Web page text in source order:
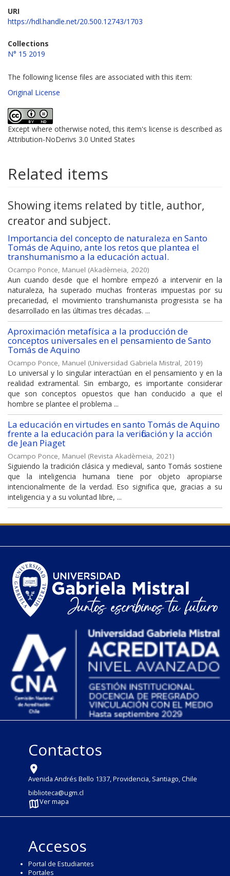
URI
https://hdl.handle.net/20.500.12743/1703
Collections
N° 15 2019
The following license files are associated with this item:
Original License
Except where otherwise noted, this item's license is described as
Attribution-NoDerivs 3.0 United States
Related items
Showing items related by title, author,
creator and subject.
Importancia del concepto de naturaleza en Santo
Tomás de Aquino, ante los retos que plantea el
transhumanismo a la educación actual.
Ocampo Ponce, Manuel (Akadèmeia, 2020)
Aun cuando desde que el hombre empezó a intervenir en la
naturaleza, ha superado muchas fronteras impuestas por su
precariedad, el movimiento transhumanista progresista se ha
desarrollado en las últimas tres décadas. ...
Aproximación metafísica a la producción de
conceptos universales en el pensamiento de Santo
Tomás de Aquino
Ocampo Ponce, Manuel (Universidad Gabriela Mistral, 2019)
Lo universal y lo singular interactúan en el pensamiento y en la
realidad extramental. Sin embargo, es importante considerar
que son conceptos opuestos que han conducido a que el
hombre se plantee el problema ...
La educación en virtudes en santo Tomás de Aquino
frente a la educación para la verificación y la acción
de Jean Piaget
Ocampo Ponce, Manuel (Revista Akadèmeia, 2021)
Siguiendo la tradición clásica y medieval, santo Tomás sostiene
que la inteligencia humana tiene por objeto apropiarse
intencionalmente de la verdad. Eso significa que, gracias a su
inteligencia y a su voluntad libre, ...
Contactos
Avenida Andrés Bello 1337, Providencia, Santiago, Chile
biblioteca@ugm.cl
Ver mapa
Accesos
Portal de Estudiantes
Portales